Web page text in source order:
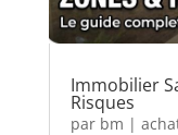
Immobilier
Risques
par bm |